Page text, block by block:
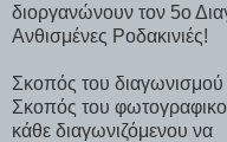
διοργανώνουν τον 5ο
Ανθισμένες Ροδακινιές!
Σκοπός του διαγωνισμού
Σκοπός του
κάθε διαγωνιζόμενου να